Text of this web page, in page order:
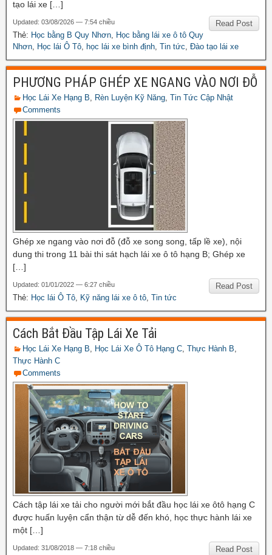
tạo lái xe […]
Read Post
Updated: 03/08/2026 — 7:54 chiều
Thẻ: Học bằng B Quy Nhơn, Học bằng lái xe ô tô Quy
Nhơn, Học lái Ô Tô, học lái xe bình định, Tin tức, Đào tạo lái xe
PHƯƠNG PHÁP GHÉP XE NGANG VÀO NƠI ĐỖ
Học Lái Xe Hạng B, Rèn Luyện Kỹ Năng, Tin Tức Cập Nhật
Comments
Ghép xe ngang vào nơi đỗ (đỗ xe song song, tấp lề xe), nội
dung thi trong 11 bài thi sát hạch lái xe ô tô hạng B; Ghép xe
[…]
Read Post
Updated: 01/01/2022 — 6:27 chiều
Thẻ: Học lái Ô Tô, Kỹ năng lái xe ô tô, Tin tức
Cách Bắt Đầu Tập Lái Xe Tải
Học Lái Xe Hạng B, Học Lái Xe Ô Tô Hạng C, Thực Hành B,
Thực Hành C
Comments
Cách tập lái xe tải cho người mới bắt đầu học lái xe ôtô hạng C
được huấn luyện cẩn thận từ dễ đến khó, học thực hành lái xe
một […]
Read Post
Updated: 31/08/2018 — 7:18 chiều